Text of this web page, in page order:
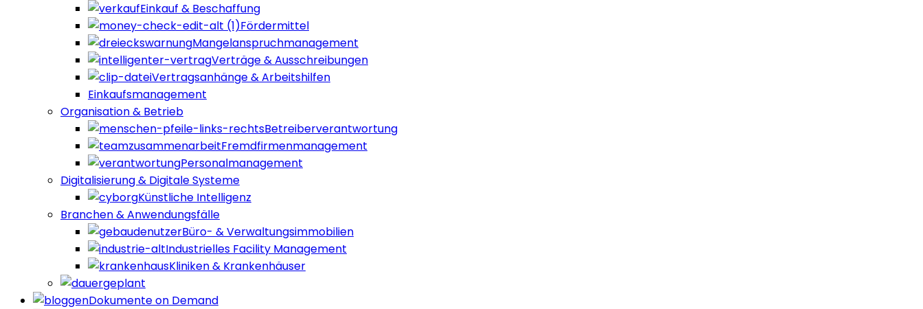
Einkauf & Beschaffung
Fördermittel
Mangelanspruchmanagement
Verträge & Ausschreibungen
Vertragsanhänge & Arbeitshilfen
Einkaufsmanagement
Organisation & Betrieb
Betreiberverantwortung
Fremdfirmenmanagement
Personalmanagement
Digitalisierung & Digitale Systeme
Künstliche Intelligenz
Branchen & Anwendungsfälle
Büro- & Verwaltungsimmobilien
Industrielles Facility Management
Kliniken & Krankenhäuser
geplant
Dokumente on Demand